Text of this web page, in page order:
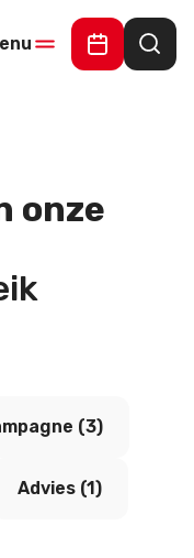
Online
onze
(3)
Advies (1)